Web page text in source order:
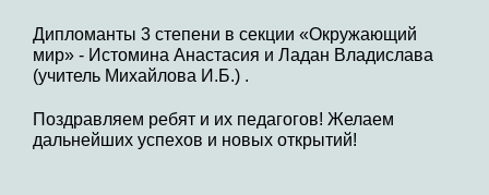
Дипломанты 3 степени в секции «Окружающий
мир» - Истомина Анастасия и Ладан Владислава
(учитель Михайлова И.Б.) .
Поздравляем ребят и их педагогов! Желаем
дальнейших успехов и новых открытий!